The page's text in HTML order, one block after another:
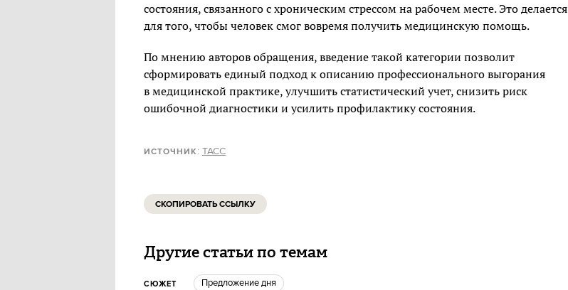
состояния, связанного с хроническим стрессом на рабочем месте. Это делается
для того, чтобы человек смог вовремя получить медицинскую помощь.
По мнению авторов обращения, введение такой категории позволит
сформировать единый подход к описанию профессионального выгорания
в медицинской практике, улучшить статистический учет, снизить риск
ошибочной диагностики и усилить профилактику состояния.
ИСТОЧНИК: ТАСС
СКОПИРОВАТЬ ССЫЛКУ
Другие статьи по темам
СЮЖЕТ Предложение дня